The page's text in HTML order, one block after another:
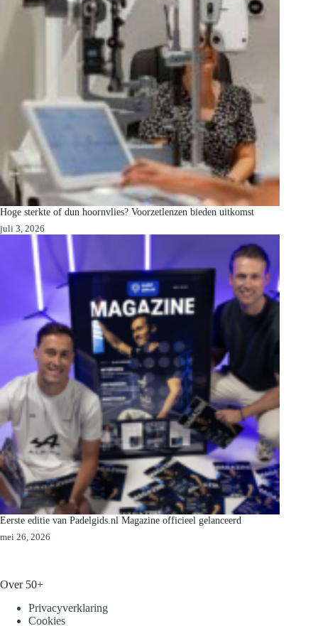
Hoge sterkte of dun hoornvlies? Voorzetlenzen bieden uitkomst
juli 3, 2026
Eerste editie van Padelgids.nl Magazine officieel gelanceerd
mei 26, 2026
Over 50+
Privacyverklaring
Cookies